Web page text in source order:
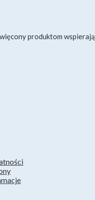
produktom